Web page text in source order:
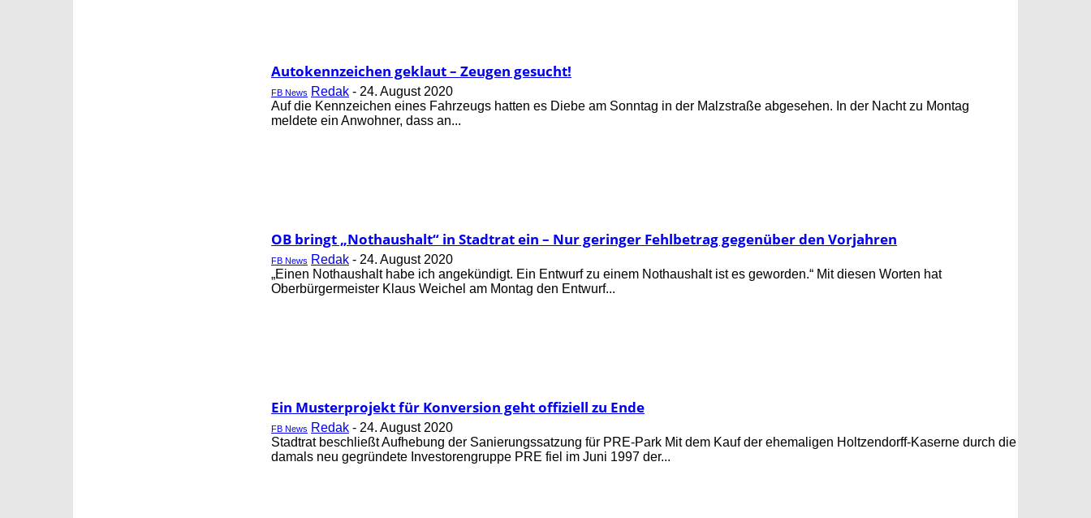
Autokennzeichen geklaut – Zeugen gesucht!
FB News Redak - 24. August 2020
Auf die Kennzeichen eines Fahrzeugs hatten es Diebe am Sonntag in der Malzstraße abgesehen. In der Nacht zu Montag
meldete ein Anwohner, dass an...
OB bringt „Nothaushalt“ in Stadtrat ein – Nur geringer Fehlbetrag gegenüber den Vorjahren
FB News Redak - 24. August 2020
„Einen Nothaushalt habe ich angekündigt. Ein Entwurf zu einem Nothaushalt ist es geworden.“ Mit diesen Worten hat
Oberbürgermeister Klaus Weichel am Montag den Entwurf...
Ein Musterprojekt für Konversion geht offiziell zu Ende
FB News Redak - 24. August 2020
Stadtrat beschließt Aufhebung der Sanierungssatzung für PRE-Park Mit dem Kauf der ehemaligen Holtzendorff-Kaserne durch die
damals neu gegründete Investorengruppe PRE fiel im Juni 1997 der...